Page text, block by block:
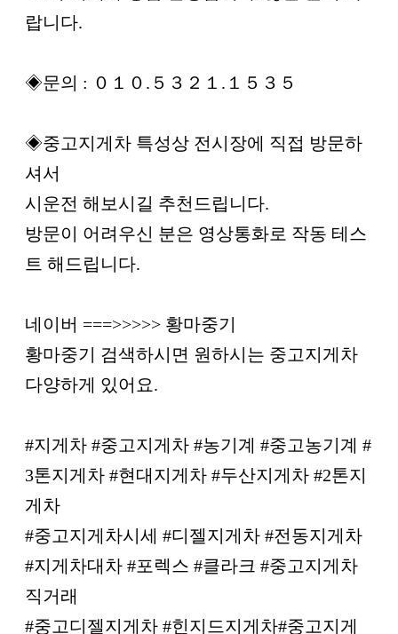
랍니다.
◈문의 : ０１０.５３２１.１５３５
◈중고지게차 특성상 전시장에 직접 방문하
셔서
시운전 해보시길 추천드립니다.
방문이 어려우신 분은 영상통화로 작동 테스
트 해드립니다.
네이버 ===>>>>> 황마중기
황마중기 검색하시면 원하시는 중고지게차
다양하게 있어요.
#지게차 #중고지게차 #농기계 #중고농기계 #
3톤지게차 #현대지게차 #두산지게차 #2톤지
게차
#중고지게차시세 #디젤지게차 #전동지게차
#지게차대차 #포렉스 #클라크 #중고지게차
직거래
#중고디젤지게차 #힌지드지게차#중고지게